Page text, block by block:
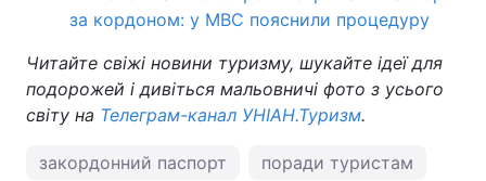
за кордоном: у МВС пояснили процедуру
Читайте свіжі новини туризму, шукайте ідеї для
подорожей і дивіться мальовничі фото з усього
світу на Телеграм-канал УНІАН.Туризм.
закордонний паспорт поради туристам